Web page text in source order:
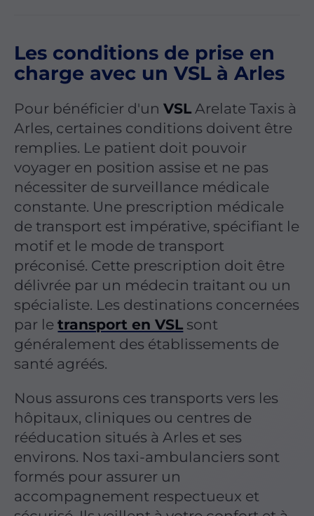
Les conditions de prise en
charge avec un VSL à Arles
Pour bénéficier d'unVSL Arelate Taxis à
Arles, certaines conditions doivent être
remplies. Le patient doit pouvoir
voyager en position assise et ne pas
nécessiter de surveillance médicale
constante. Une prescription médicale
de transport est impérative, spécifiant le
motif et le mode de transport
préconisé. Cette prescription doit être
délivrée par un médecin traitant ou un
spécialiste. Les destinations concernées
par letransport en VSL sont
généralement des établissements de
santé agréés.
Nous assurons ces transports vers les
hôpitaux, cliniques ou centres de
rééducation situés à Arles et ses
environs. Nos taxi-ambulanciers sont
formés pour assurer un
accompagnement respectueux et